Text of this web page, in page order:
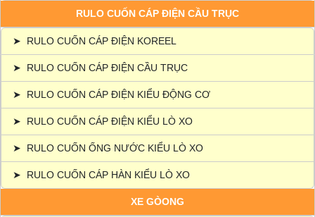
RULO CUỐN CÁP ĐIỆN CẦU TRỤC
➤ RULO CUỐN CÁP ĐIỆN KOREEL
➤ RULO CUỐN CÁP ĐIỆN CẦU TRỤC
➤ RULO CUỐN CÁP ĐIỆN KIỂU ĐỘNG CƠ
➤ RULO CUỐN CÁP ĐIỆN KIỂU LÒ XO
➤ RULO CUỐN ỐNG NƯỚC KIỂU LÒ XO
➤ RULO CUỐN CÁP HÀN KIỂU LÒ XO
XE GÒONG